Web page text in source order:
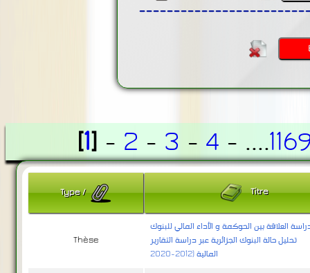
[1] - 2 - 3 - 4 - ....
Type/ Titre
Thèse
العلاقة بين الحوكمة و الأداء المالي للبنوك
تحليل حالة البنوك الجزائرية عبر دراسة التقارير
المالية (2012-2020